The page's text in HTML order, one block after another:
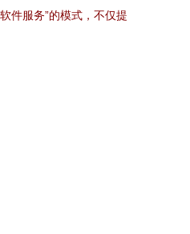
件服务”的模式，不仅提